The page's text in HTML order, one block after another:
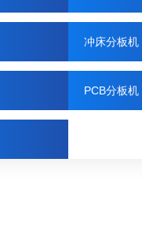
冲床分板机
PCB分板机